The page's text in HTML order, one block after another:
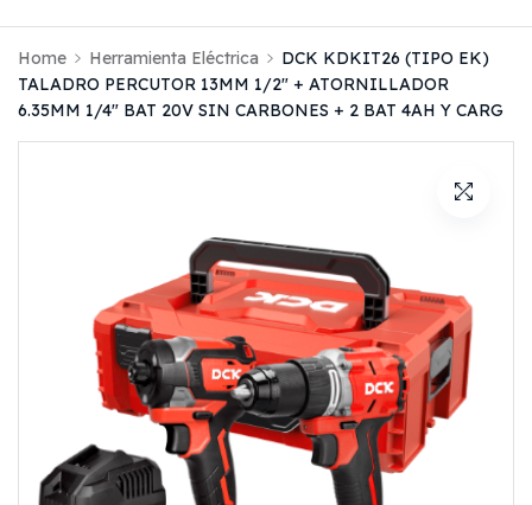
Home Herramienta Eléctrica
DCK KDKIT26 (TIPO EK)
TALADRO PERCUTOR 13MM 1/2″ + ATORNILLADOR
6.35MM 1/4″ BAT 20V SIN CARBONES + 2 BAT 4AH Y CARG